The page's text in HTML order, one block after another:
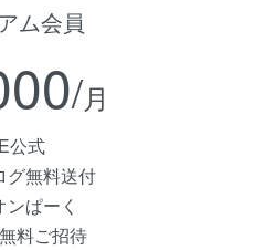
ム会員
/月
公式
グ無料送付
ぱーく
料ご招待